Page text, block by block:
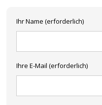
Ihr Name (erforderlich)
Ihre E-Mail (erforderlich)